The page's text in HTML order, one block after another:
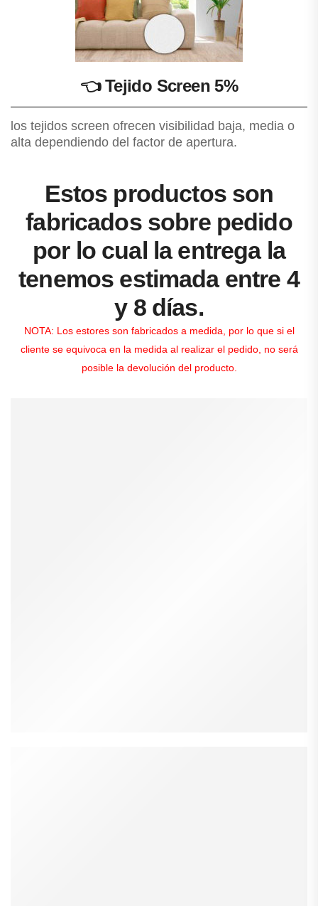
👈Tejido Screen 5%
los tejidos screen ofrecen visibilidad baja, media o
alta dependiendo del factor de apertura.
Estos productos son
fabricados sobre pedido
por lo cual la entrega la
tenemos estimada entre 4
y 8 días.
NOTA: Los estores son fabricados a medida, por lo que si el
cliente se equivoca en la medida al realizar el pedido, no será
posible la devolución del producto.